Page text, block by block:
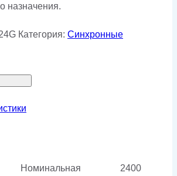
назначения.
Категория: Синхронные
Номинальная
2400